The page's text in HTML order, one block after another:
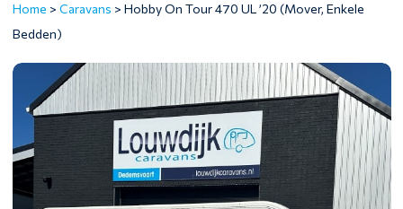
Home > Caravans > Hobby On Tour 470 UL ’20 (Mover, Enkele
Bedden)